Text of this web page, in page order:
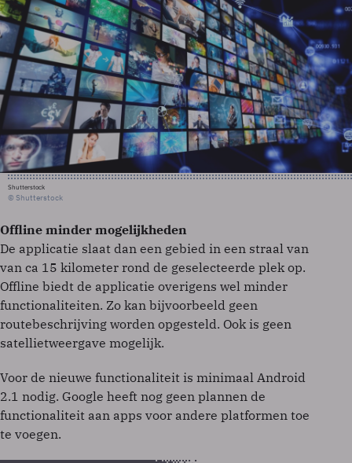
Shutterstock
© Shutterstock
Offline minder mogelijkheden
De applicatie slaat dan een gebied in een straal van
van ca 15 kilometer rond de geselecteerde plek op.
Offline biedt de applicatie overigens wel minder
functionaliteiten. Zo kan bijvoorbeeld geen
routebeschrijving worden opgesteld. Ook is geen
satellietweergave mogelijk.
Voor de nieuwe functionaliteit is minimaal Android
2.1 nodig. Google heeft nog geen plannen de
functionaliteit aan apps voor andere platformen toe
te voegen.